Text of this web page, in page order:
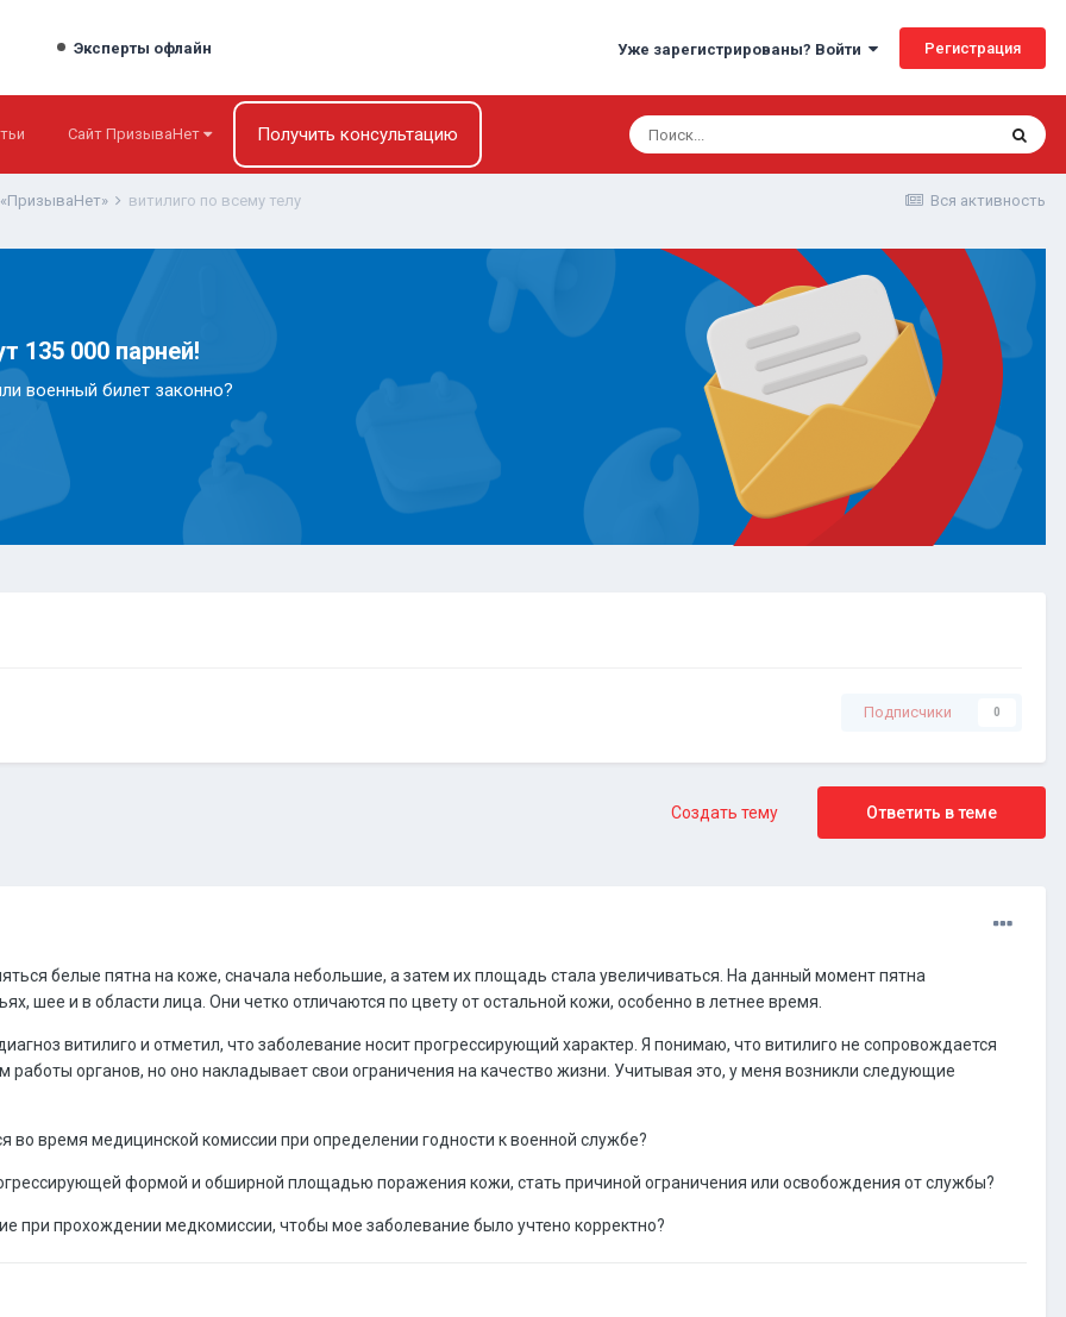
Эксперты офлайн Уже зарегистрированы? Войти Регистрация
Сайт ПризываНет Получить консультацию
Вся активность
витилиго по всему телу
135 000 парней!
военный билет законно?
Подписчики 0
Ответить в теме
Создать тему
белые пятна на коже, сначала небольшие, а затем их площадь стала увеличиваться. На данный момент пятна
шее и в области лица. Они четко отличаются по цвету от остальной кожи, особенно в летнее время.
витилиго и отметил, что заболевание носит прогрессирующий характер. Я понимаю, что витилиго не сопровождается
органов, но оно накладывает свои ограничения на качество жизни. Учитывая это, у меня возникли следующие
во время медицинской комиссии при определении годности к военной службе?
формой и обширной площадью поражения кожи, стать причиной ограничения или освобождения от службы?
при прохождении медкомиссии, чтобы мое заболевание было учтено корректно?